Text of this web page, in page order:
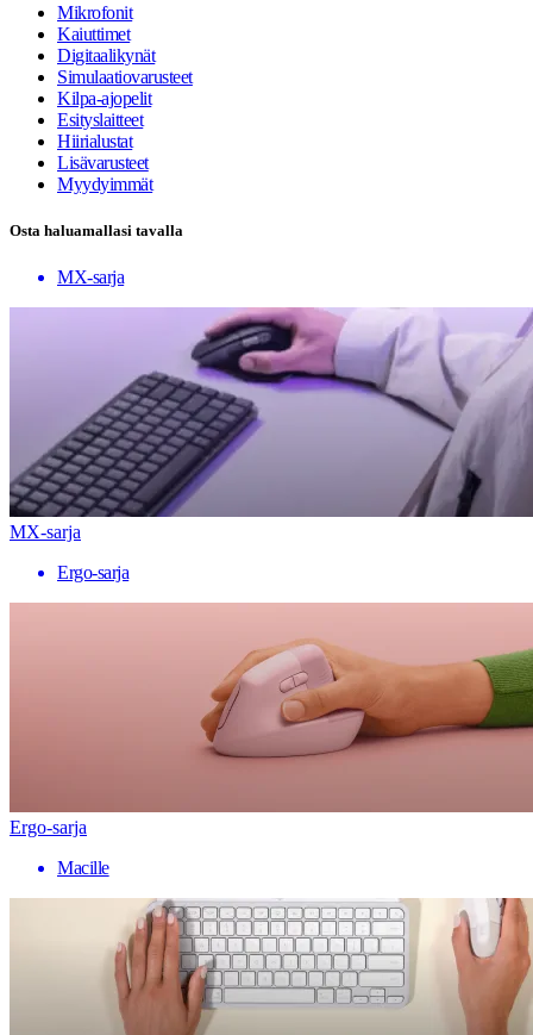
Mikrofonit
Kaiuttimet
Digitaalikynät
Simulaatiovarusteet
Kilpa-ajopelit
Esityslaitteet
Hiirialustat
Lisävarusteet
Myydyimmät
Osta haluamallasi tavalla
MX-sarja
MX-sarja
Ergo-sarja
Ergo-sarja
Macille